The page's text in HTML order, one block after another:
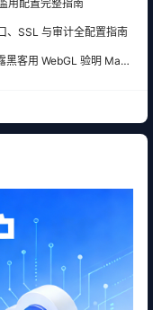
用配置完整指南
、SSL 与审计全配置指南
黑客用 WebGL 验明 Mac